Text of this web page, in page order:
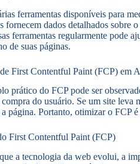
ferramentas disponíveis para
fornecem dados detalhados sobre
ferramentas regularmente pode
de suas páginas.
First Contentful Paint (FCP) em
prático do FCP pode ser
compra do usuário. Se um site leva
página. Portanto, otimizar o FCP
First Contentful Paint (FCP)
a tecnologia da web evolui, a